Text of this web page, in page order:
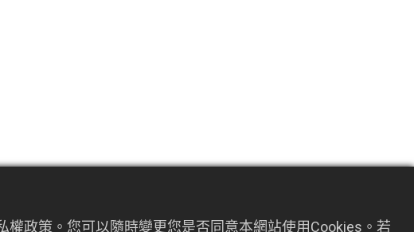
政策。您可以隨時變更您是否同意本網站使用Cookies。若